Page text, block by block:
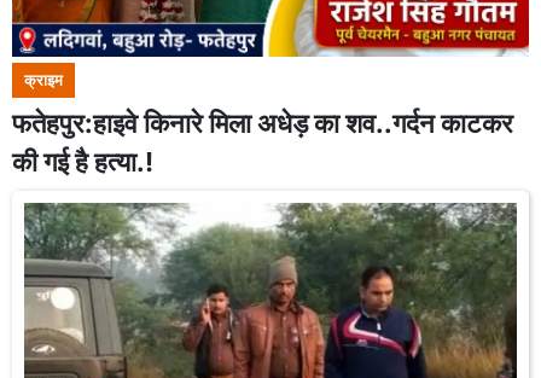
क्राइम
फतेहपुर:हाइवे किनारे मिला अधेड़ का शव..गर्दन काटकर
की गई है हत्या.!